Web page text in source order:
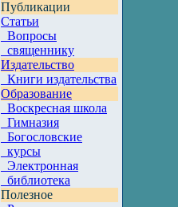
Публикации
Статьи
Вопросы
священнику
Издательство
Книги издательства
Образование
Воскресная школа
Гимназия
Богословские
курсы
Электронная
библиотека
Полезное